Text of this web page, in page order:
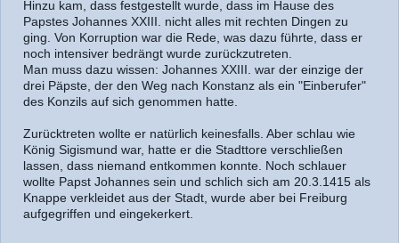
Hinzu kam, dass festgestellt wurde, dass im Hause des
Papstes Johannes XXIII. nicht alles mit rechten Dingen zu
ging. Von Korruption war die Rede, was dazu führte, dass er
noch intensiver bedrängt wurde zurückzutreten.
Man muss dazu wissen: Johannes XXIII. war der einzige der
drei Päpste, der den Weg nach Konstanz als ein "Einberufer"
des Konzils auf sich genommen hatte.
Zurücktreten wollte er natürlich keinesfalls. Aber schlau wie
König Sigismund war, hatte er die Stadttore verschließen
lassen, dass niemand entkommen konnte. Noch schlauer
wollte Papst Johannes sein und schlich sich am 20.3.1415 als
Knappe verkleidet aus der Stadt, wurde aber bei Freiburg
aufgegriffen und eingekerkert.